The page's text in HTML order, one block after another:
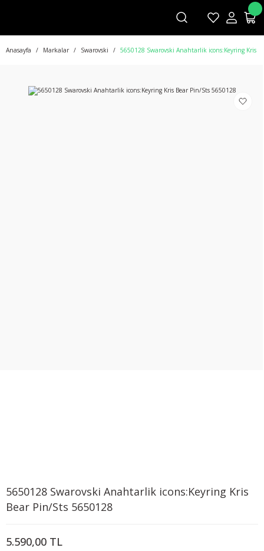
Anasayfa Markalar Swarovski 5650128 Swarovski Anahtarlik icons:Keyring Kris
5650128 Swarovski Anahtarlik icons:Keyring Kris
Bear Pin/Sts 5650128
5.590,00 TL